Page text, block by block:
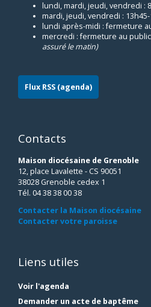
lundi, mardi, jeudi, vendredi :
mardi, jeudi, vendredi : 13h45-
lundi après-midi : fermeture
mercredi : fermeture au public
assuré le matin)
Flux RSS (agenda)
Contacts
Maison diocésaine de Grenoble
12, place Lavalette - CS 90051
38028 Grenoble cedex 1
Tél. 04 38 38 00 38
Contacter la Maison diocésaine
Contacter votre paroisse
Liens utiles
Voir l'agenda
Demander un acte de baptême